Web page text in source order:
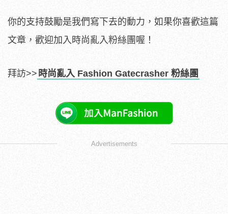
你的支持鼓勵是我們寫下去的動力，如果你喜歡這篇
文章，歡迎加入時尚亂入粉絲團喔！
拜訪>> 時尚亂入 Fashion Gatecrasher 粉絲團
Advertisements